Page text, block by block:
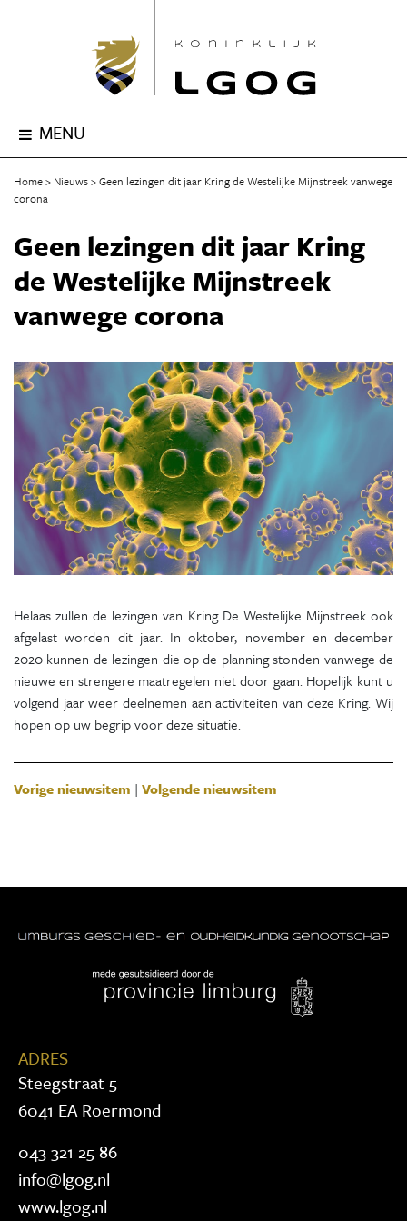
MENU
Home Nieuws
Geen lezingen dit jaar Kring de Westelijke Mijnstreek vanwege
corona
Geen lezingen dit jaar Kring
de Westelijke Mijnstreek
vanwege corona
Helaas zullen de lezingen van Kring De Westelijke Mijnstreek ook
afgelast worden dit jaar. In oktober, november en december
2020 kunnen de lezingen die op de planning stonden vanwege de
nieuwe en strengere maatregelen niet door gaan. Hopelijk kunt u
volgend jaar weer deelnemen aan activiteiten van deze Kring. Wij
hopen op uw begrip voor deze situatie.
Vorige nieuwsitem | Volgende nieuwsitem
ADRES
Steegstraat 5
6041 EA Roermond
043 321 25 86
info@lgog.nl
www.lgog.nl